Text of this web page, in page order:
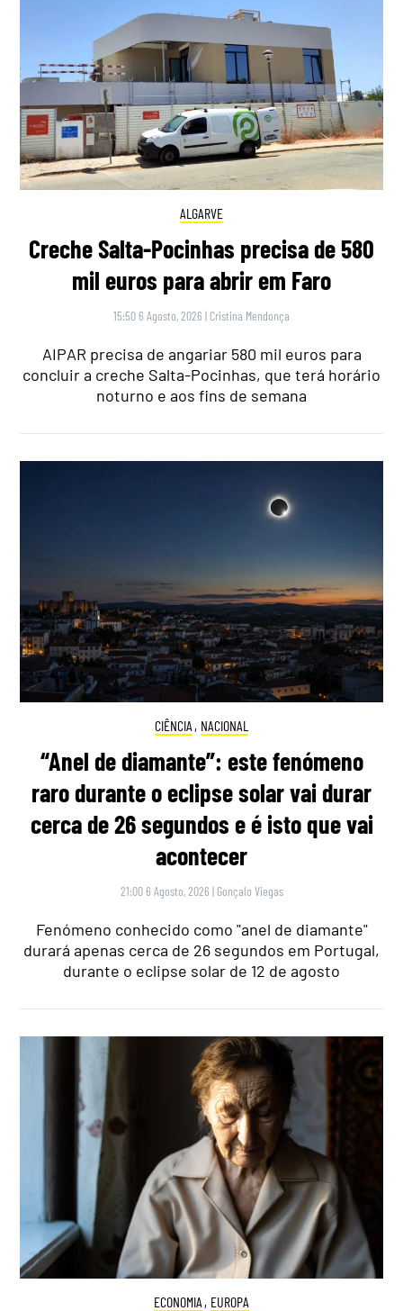
ALGARVE
Creche Salta-Pocinhas precisa de 580
mil euros para abrir em Faro
15:50 6 Agosto, 2026 | Cristina Mendonça
AIPAR precisa de angariar 580 mil euros para
concluir a creche Salta-Pocinhas, que terá horário
noturno e aos fins de semana
CIÊNCIA , NACIONAL
“Anel de diamante”: este fenómeno
raro durante o eclipse solar vai durar
cerca de 26 segundos e é isto que vai
acontecer
21:00 6 Agosto, 2026 | Gonçalo Viegas
Fenómeno conhecido como "anel de diamante"
durará apenas cerca de 26 segundos em Portugal,
durante o eclipse solar de 12 de agosto
ECONOMIA , EUROPA